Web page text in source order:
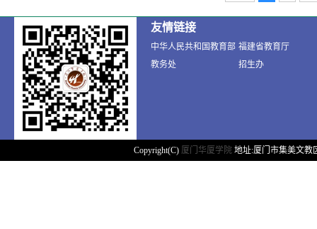
友情链接
中华人民共和国教育部 福建省教育厅
教务处
招生办
Copyright(C) 厦门华厦学院 地址:厦门市集美文教